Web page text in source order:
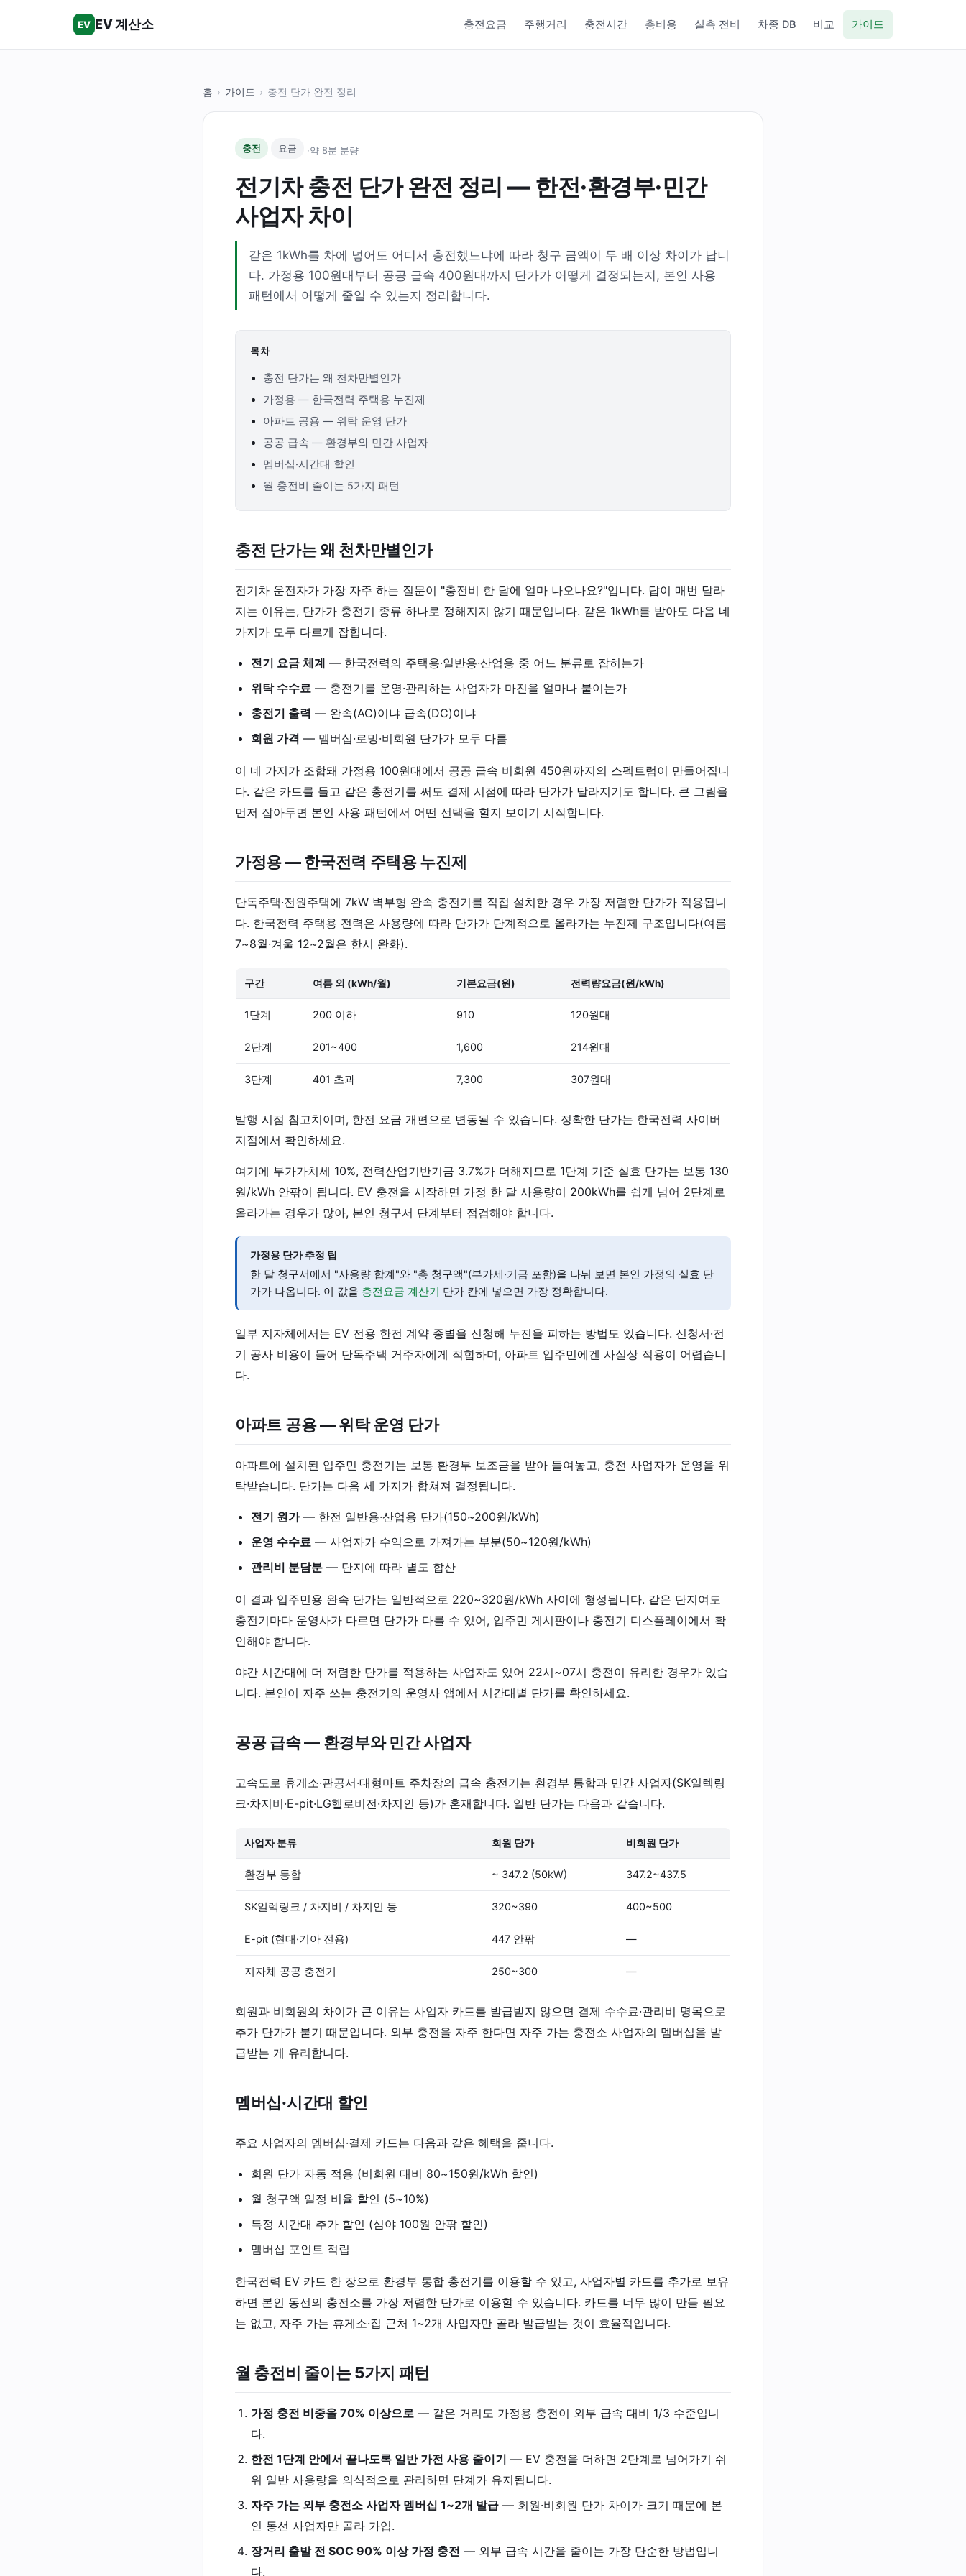
EV EV 계산소 충전요금 주행거리 충전시간 총비용 실측 전비 차종 DB 비교 가이드
홈 › 가이드 › 충전 단가 완전 정리
충전 요금 ·약 8분 분량
전기차 충전 단가 완전 정리 — 한전·환경부·민간
사업자 차이
같은 1kWh를 차에 넣어도 어디서 충전했느냐에 따라 청구 금액이 두 배 이상 차이가 납니
다. 가정용 100원대부터 공공 급속 400원대까지 단가가 어떻게 결정되는지, 본인 사용
패턴에서 어떻게 줄일 수 있는지 정리합니다.
목차
충전 단가는 왜 천차만별인가
가정용 — 한국전력 주택용 누진제
아파트 공용 — 위탁 운영 단가
공공 급속 — 환경부와 민간 사업자
멤버십·시간대 할인
월 충전비 줄이는 5가지 패턴
충전 단가는 왜 천차만별인가
전기차 운전자가 가장 자주 하는 질문이 "충전비 한 달에 얼마 나오나요?"입니다. 답이 매번 달라
지는 이유는, 단가가 충전기 종류 하나로 정해지지 않기 때문입니다. 같은 1kWh를 받아도 다음 네
가지가 모두 다르게 잡힙니다.
전기 요금 체계 — 한국전력의 주택용·일반용·산업용 중 어느 분류로 잡히는가
위탁 수수료 — 충전기를 운영·관리하는 사업자가 마진을 얼마나 붙이는가
충전기 출력 — 완속(AC)이냐 급속(DC)이냐
회원 가격 — 멤버십·로밍·비회원 단가가 모두 다름
이 네 가지가 조합돼 가정용 100원대에서 공공 급속 비회원 450원까지의 스펙트럼이 만들어집니
다. 같은 카드를 들고 같은 충전기를 써도 결제 시점에 따라 단가가 달라지기도 합니다. 큰 그림을
먼저 잡아두면 본인 사용 패턴에서 어떤 선택을 할지 보이기 시작합니다.
가정용 — 한국전력 주택용 누진제
단독주택·전원주택에 7kW 벽부형 완속 충전기를 직접 설치한 경우 가장 저렴한 단가가 적용됩니
다. 한국전력 주택용 전력은 사용량에 따라 단가가 단계적으로 올라가는 누진제 구조입니다(여름
7~8월·겨울 12~2월은 한시 완화).
구간 여름 외 (kWh/월) 기본요금(원) 전력량요금(원/kWh)
1단계 200 이하 910 120원대
2단계 201~400 1,600 214원대
3단계 401 초과 7,300 307원대
발행 시점 참고치이며, 한전 요금 개편으로 변동될 수 있습니다. 정확한 단가는 한국전력 사이버
지점에서 확인하세요.
여기에 부가가치세 10%, 전력산업기반기금 3.7%가 더해지므로 1단계 기준 실효 단가는 보통 130
원/kWh 안팎이 됩니다. EV 충전을 시작하면 가정 한 달 사용량이 200kWh를 쉽게 넘어 2단계로
올라가는 경우가 많아, 본인 청구서 단계부터 점검해야 합니다.
가정용 단가 추정 팁
한 달 청구서에서 "사용량 합계"와 "총 청구액"(부가세·기금 포함)을 나눠 보면 본인 가정의 실효 단
가가 나옵니다. 이 값을 충전요금 계산기 단가 칸에 넣으면 가장 정확합니다.
일부 지자체에서는 EV 전용 한전 계약 종별을 신청해 누진을 피하는 방법도 있습니다. 신청서·전
기 공사 비용이 들어 단독주택 거주자에게 적합하며, 아파트 입주민에겐 사실상 적용이 어렵습니
다.
아파트 공용 — 위탁 운영 단가
아파트에 설치된 입주민 충전기는 보통 환경부 보조금을 받아 들여놓고, 충전 사업자가 운영을 위
탁받습니다. 단가는 다음 세 가지가 합쳐져 결정됩니다.
전기 원가— 한전 일반용·산업용 단가(150~200원/kWh)
운영 수수료 — 사업자가 수익으로 가져가는 부분(50~120원/kWh)
관리비 분담분 — 단지에 따라 별도 합산
이 결과 입주민용 완속 단가는 일반적으로 220~320원/kWh 사이에 형성됩니다. 같은 단지여도
충전기마다 운영사가 다르면 단가가 다를 수 있어, 입주민 게시판이나 충전기 디스플레이에서 확
인해야 합니다.
야간 시간대에 더 저렴한 단가를 적용하는 사업자도 있어 22시~07시 충전이 유리한 경우가 있습
니다. 본인이 자주 쓰는 충전기의 운영사 앱에서 시간대별 단가를 확인하세요.
공공 급속 — 환경부와 민간 사업자
고속도로 휴게소·관공서·대형마트 주차장의 급속 충전기는 환경부 통합과 민간 사업자(SK일렉링
크·차지비·E-pit·LG헬로비전·차지인 등)가 혼재합니다. 일반 단가는 다음과 같습니다.
사업자 분류 회원 단가 비회원 단가
환경부 통합 ~ 347.2 (50kW) 347.2~437.5
SK일렉링크 / 차지비 / 차지인 등 320~390 400~500
E-pit (현대·기아 전용) 447 안팎 —
지자체 공공 충전기 250~300 —
회원과 비회원의 차이가 큰 이유는 사업자 카드를 발급받지 않으면 결제 수수료·관리비 명목으로
추가 단가가 붙기 때문입니다. 외부 충전을 자주 한다면 자주 가는 충전소 사업자의 멤버십을 발
급받는 게 유리합니다.
멤버십·시간대 할인
주요 사업자의 멤버십·결제 카드는 다음과 같은 혜택을 줍니다.
회원 단가 자동 적용 (비회원 대비 80~150원/kWh 할인)
월 청구액 일정 비율 할인 (5~10%)
특정 시간대 추가 할인 (심야 100원 안팎 할인)
멤버십 포인트 적립
한국전력 EV 카드 한 장으로 환경부 통합 충전기를 이용할 수 있고, 사업자별 카드를 추가로 보유
하면 본인 동선의 충전소를 가장 저렴한 단가로 이용할 수 있습니다. 카드를 너무 많이 만들 필요
는 없고, 자주 가는 휴게소·집 근처 1~2개 사업자만 골라 발급받는 것이 효율적입니다.
월 충전비 줄이는 5가지 패턴
가정 충전 비중을 70% 이상으로 — 같은 거리도 가정용 충전이 외부 급속 대비 1/3 수준입니
다.
한전 1단계 안에서 끝나도록 일반 가전 사용 줄이기 — EV 충전을 더하면 2단계로 넘어가기 쉬
워 일반 사용량을 의식적으로 관리하면 단계가 유지됩니다.
자주 가는 외부 충전소 사업자 멤버십 1~2개 발급 — 회원·비회원 단가 차이가 크기 때문에 본
인 동선 사업자만 골라 가입.
장거리 출발 전 SOC 90% 이상 가정 충전 — 외부 급속 시간을 줄이는 가장 단순한 방법입니
다.